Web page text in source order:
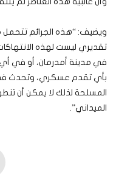
ويضيف: “هذه الجرائم
تقديري ليست لهذه
في مدينة أمدرمان، أو في
بأي تقدم عسكري، وتحدث
المسلحة لذلك لا يمكن أن
الميداني”.